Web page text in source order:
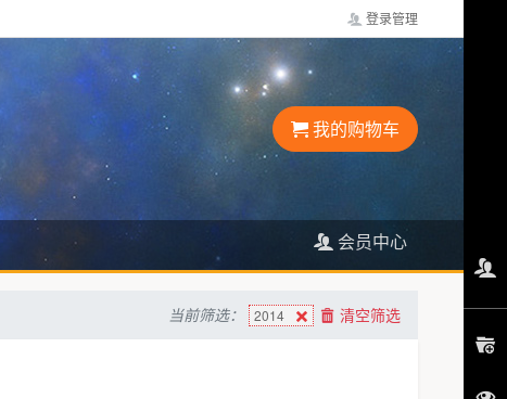
登录管理
我的购物车
会员中心
当前筛选： 2014 清空筛选